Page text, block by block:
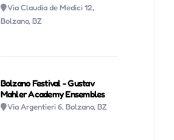
Via Claudia de Medici 12,
Bolzano, BZ
Bolzano Festival - Gustav
Mahler Academy Ensembles
Via Argentieri 6, Bolzano, BZ